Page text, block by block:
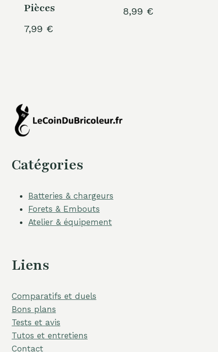
Pièces
7,99 €
8,99 €
Catégories
Batteries & chargeurs
Forets & Embouts
Atelier & équipement
Liens
Comparatifs et duels
Bons plans
Tests et avis
Tutos et entretiens
Contact